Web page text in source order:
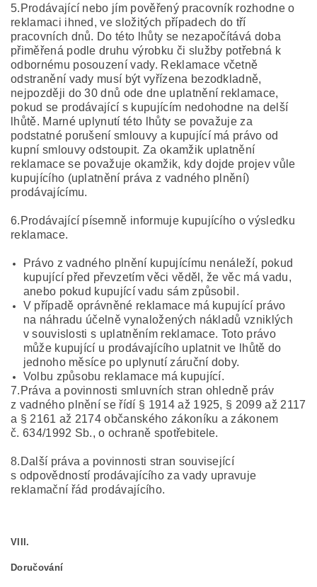
5.Prodávající nebo jím pověřený pracovník rozhodne o
reklamaci ihned, ve složitých případech do tří
pracovních dnů. Do této lhůty se nezapočítává doba
přiměřená podle druhu výrobku či služby potřebná k
odbornému posouzení vady. Reklamace včetně
odstranění vady musí být vyřízena bezodkladně,
nejpozději do 30 dnů ode dne uplatnění reklamace,
pokud se prodávající s kupujícím nedohodne na delší
lhůtě. Marné uplynutí této lhůty se považuje za
podstatné porušení smlouvy a kupující má právo od
kupní smlouvy odstoupit. Za okamžik uplatnění
reklamace se považuje okamžik, kdy dojde projev vůle
kupujícího (uplatnění práva z vadného plnění)
prodávajícímu.
6.Prodávající písemně informuje kupujícího o výsledku
reklamace.
Právo z vadného plnění kupujícímu nenáleží, pokud
kupující před převzetím věci věděl, že věc má vadu,
anebo pokud kupující vadu sám způsobil.
V případě oprávněné reklamace má kupující právo
na náhradu účelně vynaložených nákladů vzniklých
v souvislosti s uplatněním reklamace. Toto právo
může kupující u prodávajícího uplatnit ve lhůtě do
jednoho měsíce po uplynutí záruční doby.
Volbu způsobu reklamace má kupující.
7.Práva a povinnosti smluvních stran ohledně práv
z vadného plnění se řídí § 1914 až 1925, § 2099 až 2117
a § 2161 až 2174 občanského zákoníku a zákonem
č. 634/1992 Sb., o ochraně spotřebitele.
8.Další práva a povinnosti stran související
s odpovědností prodávajícího za vady upravuje
reklamační řád prodávajícího.
VIII.
Doručování